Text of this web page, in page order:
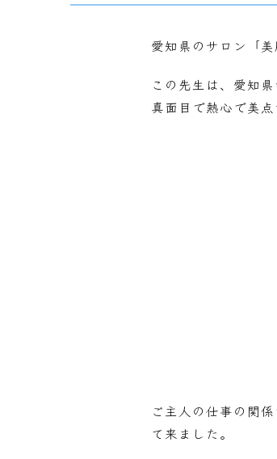
愛知県のサロン「
この先生は、愛知
真面目で熱心で美点
ご主人の仕事の関
て来ました。